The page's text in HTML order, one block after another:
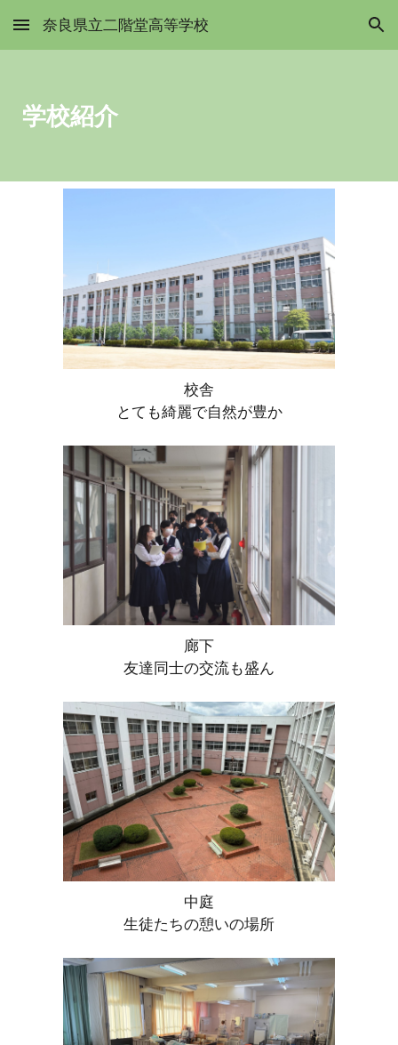
Skip to main content Skip to navigation
奈良県立二階堂高等学校
学校紹介
校舎
とても綺麗で自然が豊か
廊下
友達同士の交流も盛ん
中庭
生徒たちの憩いの場所